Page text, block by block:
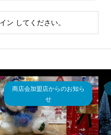
ン してください。
商店会加盟店からのお知ら
せ